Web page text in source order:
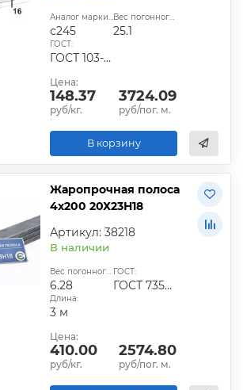
Аналог марки стали:
с245
Вес погонного метра, кг:
25.1
ГОСТ:
ГОСТ 103-2006, ГОСТ 1577-93, ГОСТ 4405-75
Цена:
148.37
руб/кг.
3724.09
руб/пог. м.
В корзину
Жаропрочная полоса
4х200 20Х23Н18
Артикул: 38218
В наличии
Вес погонного метра, кг:
6.28
ГОСТ:
ГОСТ 7350-77
Длина:
3 м
Цена:
410.00
руб/кг.
2574.80
руб/пог. м.